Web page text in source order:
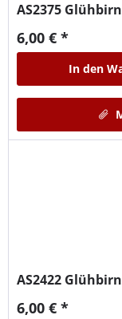
AS2375
6,00 € *
In den
AS2422
6,00 € *